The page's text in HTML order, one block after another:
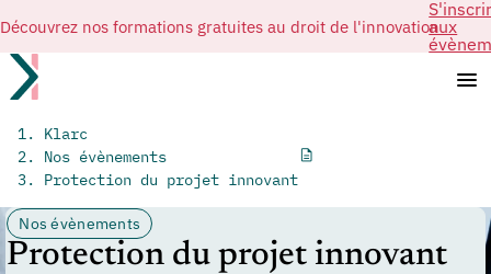
Découvrez nos formations gratuites au droit de l'innovationaux
Klarc
Nos évènements
Protection du projet innovant
Nos évènements
Protection du projet innovant